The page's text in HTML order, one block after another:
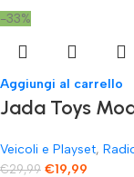
-33%
Aggiungi al carrello
Jada Toys
Veicoli e Playset,
€29,99 €19,99